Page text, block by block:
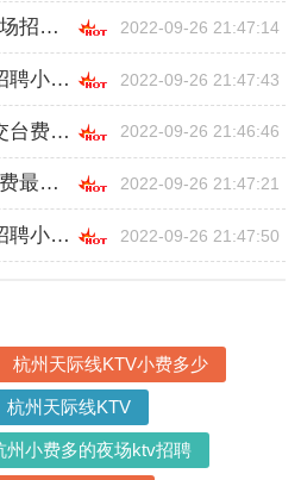
做吗 2022-09-26 21:47:14
好做吗 2022-09-26 21:47:43
么条件 2022-09-26 21:46:46
面试 2022-09-26 21:47:21
是日结 2022-09-26 21:47:50
杭州天际线KTV小费多少
杭州天际线KTV
州小费多的夜场ktv招聘